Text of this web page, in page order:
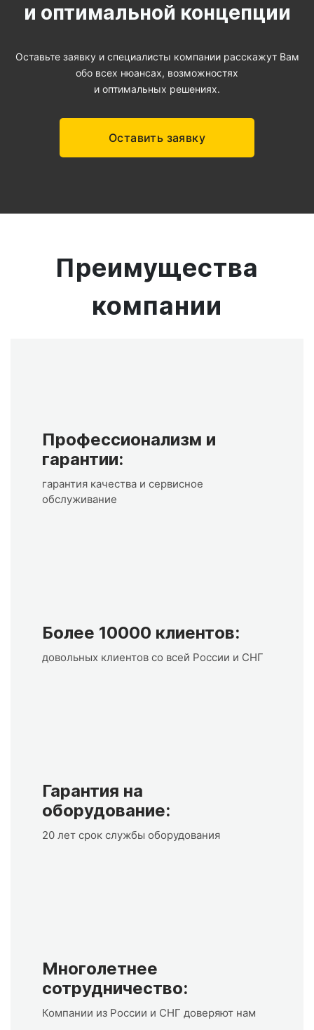
и оптимальной концепции
Оставьте заявку и специалисты компании расскажут Вам
обо всех нюансах, возможностях
и оптимальных решениях.
Оставить заявку
Преимущества
компании
Профессионализм и
гарантии:
гарантия качества и сервисное
обслуживание
Более 10000 клиентов:
довольных клиентов со всей России и СНГ
Гарантия на
оборудование:
20 лет срок службы оборудования
Многолетнее
сотрудничество:
Компании из России и СНГ доверяют нам